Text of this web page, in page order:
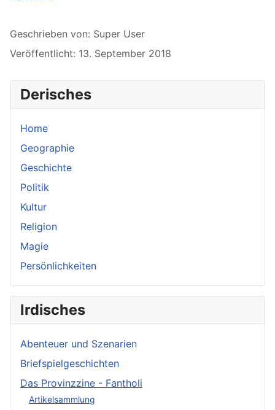
Derisches
Home
Geographie
Geschichte
Politik
Kultur
Religion
Magie
Persönlichkeiten
Irdisches
Abenteuer und Szenarien
Briefspielgeschichten
Das Provinzzine - Fantholi
Artikelsammlung
Details
Geschrieben von: Super User
Veröffentlicht: 13. September 2018